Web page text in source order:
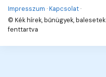
Impresszum ·Kapcsolat ·
© Kék hírek, bűnügyek,
fenttartva